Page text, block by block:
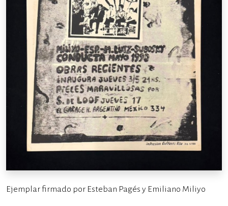
Ejemplar firmado por Esteban Pagés y Emiliano Miliyo